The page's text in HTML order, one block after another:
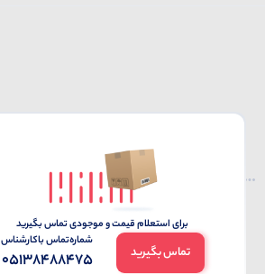
برای استعلام قیمت و موجودی تماس بگیرید
تماس بگیرید
شماره‌تماس‌ با‌کارشناس
05138488475